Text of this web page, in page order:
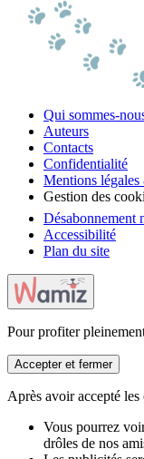
Qui sommes-
Auteurs
Contacts
Confidentialité
Mentions
Gestion des
Désabonnement
Accessibilité
Plan du site
Pour profiter
Accepter et fermer
Après avoir accepté les
Vous pourrez
drôles de nos